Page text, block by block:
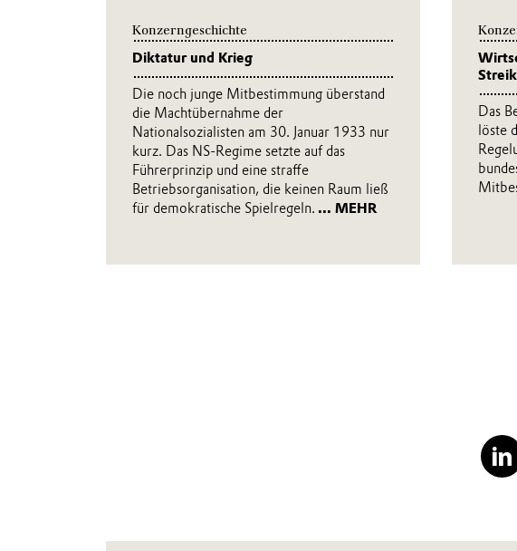
Konzerngeschichte
Diktatur und Krieg
Die noch junge Mitbestimmung überstand
die Machtübernahme der
Nationalsozialisten am 30. Januar 1933 nur
kurz. Das NS-Regime setzte auf das
Führerprinzip und eine straffe
Betriebsorganisation, die keinen Raum ließ
für demokratische Spielregeln. ... MEHR
Das
löste